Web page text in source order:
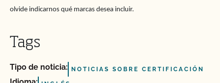
olvide indicarnos qué marcas desea incluir.
Tags
Tipo de noticia: NOTICIAS SOBRE CERTIFICACIÓN